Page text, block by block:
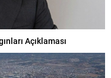
Açıklaması